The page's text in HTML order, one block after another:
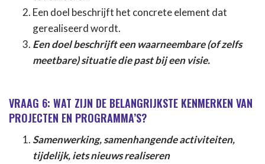
Een doel beschrijft het concrete element dat
gerealiseerd wordt.
Een doel beschrijft een waarneembare (of zelfs
meetbare) situatie die past bij een visie.
VRAAG 6: WAT ZIJN DE BELANGRIJKSTE KENMERKEN VAN
PROJECTEN EN PROGRAMMA’S?
Samenwerking, samenhangende activiteiten,
tijdelijk, iets nieuws realiseren